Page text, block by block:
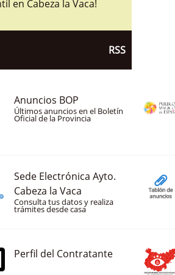
en Cabeza la Vaca!
RSS
Anuncios BOP
Últimos anuncios en el Boletín
Oficial de la Provincia
Sede Electrónica Ayto.
Cabeza la Vaca
Consulta tus datos y realiza
trámites desde casa
Perfil del Contratante